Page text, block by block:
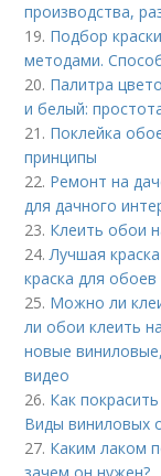
производства,
19. Подбор
методами.
20. Палитра
и белый:
21. Поклейка
принципы
22. Ремонт на
для дачного
23. Клеить обои
24.Лучшая
краска для
25. Можно ли
ли обои клеить
новые
видео
26. Как
Виды виниловых
27. Каким лаком